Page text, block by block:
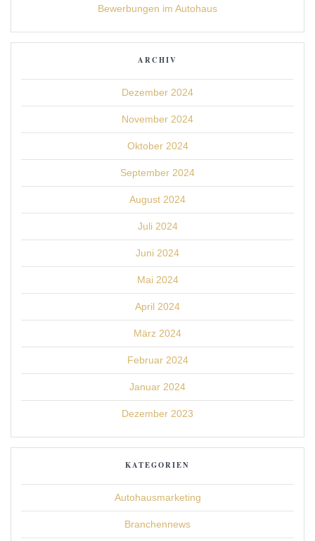
Bewerbungen im Autohaus
ARCHIV
Dezember 2024
November 2024
Oktober 2024
September 2024
August 2024
Juli 2024
Juni 2024
Mai 2024
April 2024
März 2024
Februar 2024
Januar 2024
Dezember 2023
KATEGORIEN
Autohausmarketing
Branchennews